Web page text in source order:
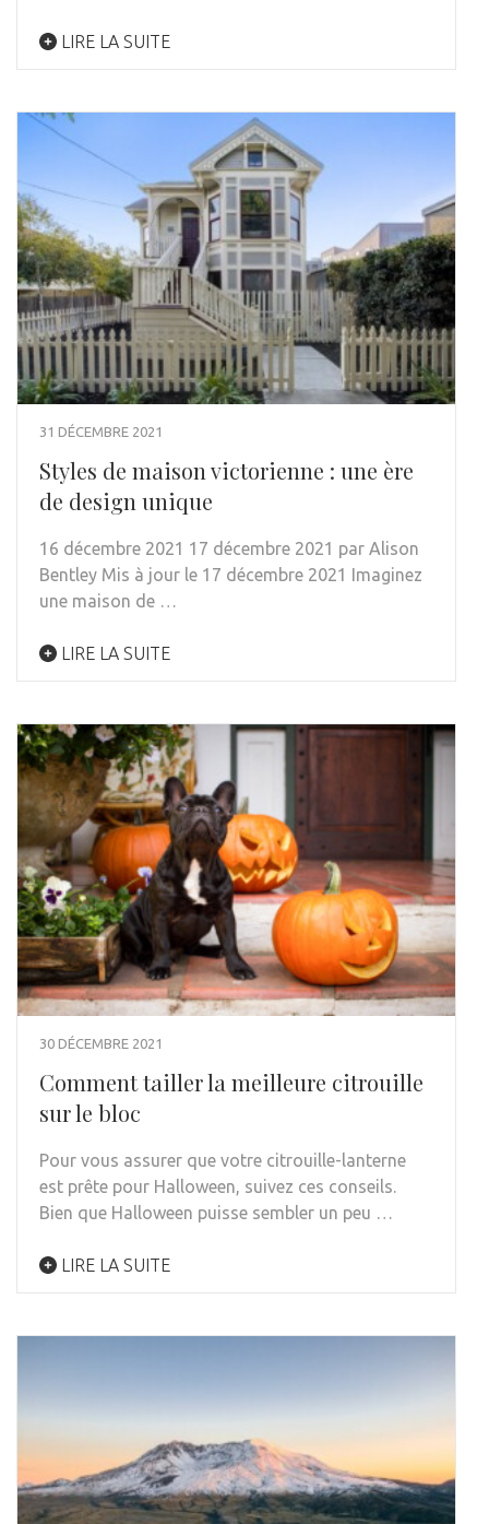
LIRE LA SUITE
31 DÉCEMBRE 2021
Styles de maison victorienne : une ère
de design unique
16 décembre 2021 17 décembre 2021 par Alison
Bentley Mis à jour le 17 décembre 2021 Imaginez
une maison de …
LIRE LA SUITE
30 DÉCEMBRE 2021
Comment tailler la meilleure citrouille
sur le bloc
Pour vous assurer que votre citrouille-lanterne
est prête pour Halloween, suivez ces conseils.
Bien que Halloween puisse sembler un peu …
LIRE LA SUITE